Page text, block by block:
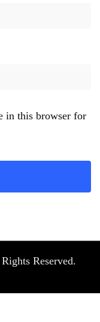
in this browser for
Reserved.